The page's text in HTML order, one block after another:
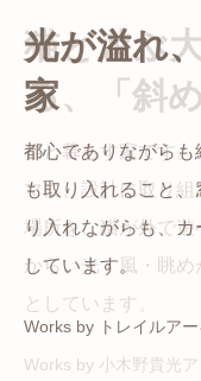
猫と暮らす家です
マに、設計に取り
場所を、猫が外で
から、光・風・眺
としています。
Works by 小木野貴光ア
光が溢れ
家
都心でありながら
も取り入れること
り入れながらも、
しています。
Works by トレイルア
自然の中の岩山を
ハウスをイメージ
かつての機織り工
へと蘇りました。